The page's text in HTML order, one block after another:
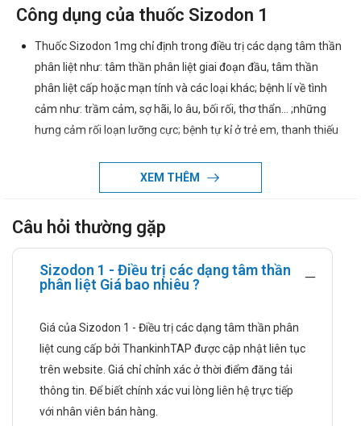
Công dụng của thuốc Sizodon 1
Thuốc Sizodon 1mg chỉ định trong điều trị các dạng tâm thần
phân liệt như: tâm thần phân liệt giai đoạn đầu, tâm thần
phân liệt cấp hoặc mạn tính và các loại khác; bệnh lí về tình
cảm như: trầm cảm, sợ hãi, lo âu, bối rối, thơ thẩn… ;những
hưng cảm rối loạn lưỡng cực; bệnh tự kỉ ở trẻ em, thanh thiếu
biểu hiện của triệu chứng kích động như: dễ nổi nóng, nói to,
tức giận, bạo lực…
Liều dùng và cách dùng:
Liều dùng:
Với bệnh nhân tâm thần phân liệt:
lần một ngày.
Liều ban đầu 2 mg/ ngày, ngày thứ hai, nên tăng lên 4
mg / ngày. Có thể duy trì hoặc điều chỉnh theo hướng
dẫn của nhân viên y tế. Ở liều hơn 10 mg/ ngày hầu
như không có hiệu quả cao hơn so với liều thấp hơn
XEM THÊM
Câu hỏi thường gặp
Sizodon 1 - Điều trị các dạng tâm thần
phân liệt Giá bao nhiêu ?
Giá của Sizodon 1 - Điều trị các dạng tâm thần phân
liệt cung cấp bởi ThankinhTAP được cập nhật liên tục
trên website. Giá chỉ chỉnh xác ở thời điểm đăng tải
thông tin. Để biết chính xác vui lòng liên hệ trực tiếp
với nhân viên bán hàng.